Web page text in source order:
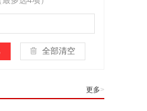
全部清空
更多>